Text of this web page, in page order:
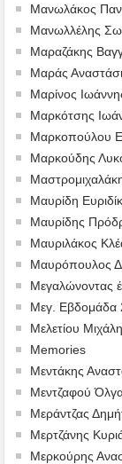
Μανωλάκος
Μανωλλέλης
Μαραζάκης
Μαράς
Μαρίνος
Μαρκότσης
Μαρκοπούλου
Μαρκούδης
Μαυρίδη
Μαυρίδης
Μαυριλάκος
Μαυρόπουλος
Μεγαλώνοντας
Μεγ. Εβδομάδα
Μελετίου
Memories
Μεντάκης
Μεντζαφού
Μεράντζας
Μερτζάνης
Μερκούρης